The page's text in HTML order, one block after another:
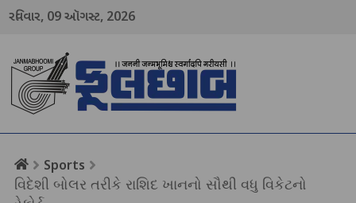
રવિવાર, 09ઑગસ્ટ, 2026
Sports
વિદેશી બોલર તરીકે રાશિદ ખાનનો સૌથી વધુ વિકેટનો